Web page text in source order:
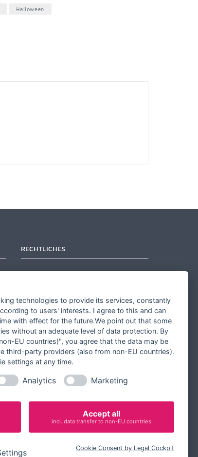
Halloween
RECHTLICHES
Widerrufsbelehrung
Widerrufsformular
Datenschutz
Impressum
technologies to provide its services, constantly
to users' interests. I agree to this and can
with effect for the future.We point out that some
without an adequate level of data protection. By
EU countries)", you agree that the data may be
third-party providers (also from non-EU countries).
settings at any time.
Analytics Marketing
Accept all
incl. data transfer to non-EU countries
Cookie Consent by Legal Cockpit